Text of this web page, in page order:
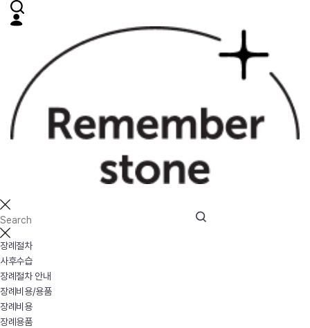
장례절차
사후수습
장례절차 안내
장례비용/용품
장례비용
장례용품